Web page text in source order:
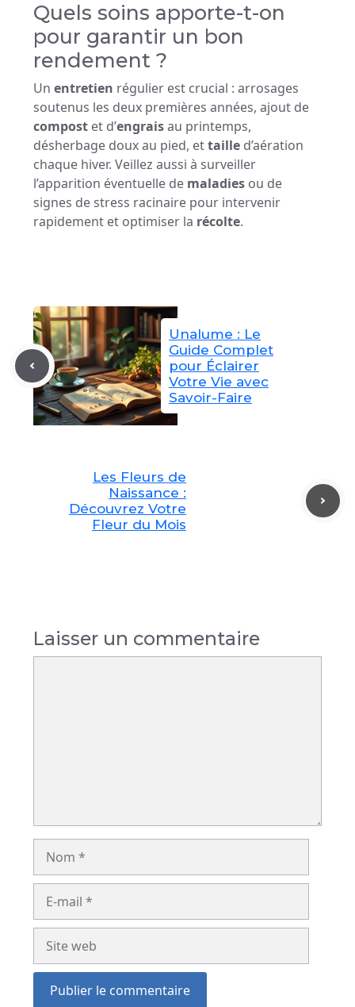
Quels soins apporte-t-on
pour garantir un bon
rendement ?
Un entretien régulier est crucial : arrosages
soutenus les deux premières années, ajout de
compost et d’engraisau printemps,
désherbage doux au pied, ettaille d’aération
chaque hiver. Veillez aussi à surveiller
l’apparition éventuelle de maladies ou de
signes de stress racinaire pour intervenir
rapidement et optimiser la récolte.
Unalume : Le
Guide Complet
pour Éclairer
Votre Vie avec
Savoir-Faire
Les Fleurs de
Naissance :
Découvrez Votre
Fleur du Mois
Laisser un commentaire
mail
web